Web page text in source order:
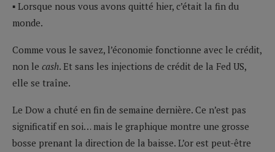
▪ Lorsque nous vous avons quitté hier, c’était la fin du
monde.
Comme vous le savez, l’économie fonctionne avec le crédit,
non le cash. Et sans les injections de crédit de la Fed US,
elle se traîne.
Le Dow a chuté en fin de semaine dernière. Ce n’est pas
significatif en soi… mais le graphique montre une grosse
bosse prenant la direction de la baisse. L’or est peut-être